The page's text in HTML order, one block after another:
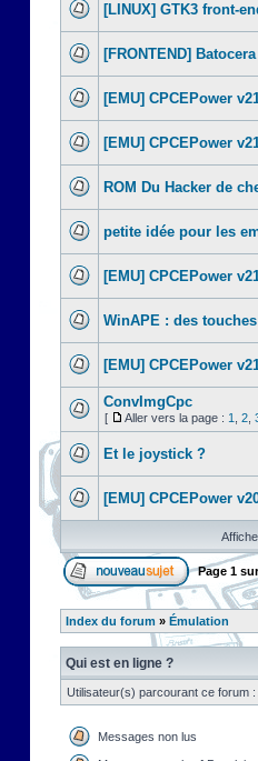
[LINUX] GTK3 front-
[FRONTEND] Batocera
[EMU] CPCEPower
[EMU] CPCEPower
ROM Du Hacker de
petite idée pour les
[EMU] CPCEPower
WinAPE : des
[EMU] CPCEPower
ConvImgCpc
[ Aller vers la page : 1 2
Et le joystick ?
[EMU] CPCEPower
Page 1
Index du forum » Émulation
Qui est en ligne ?
Utilisateur(s) parcourant ce forum
Messages non lus